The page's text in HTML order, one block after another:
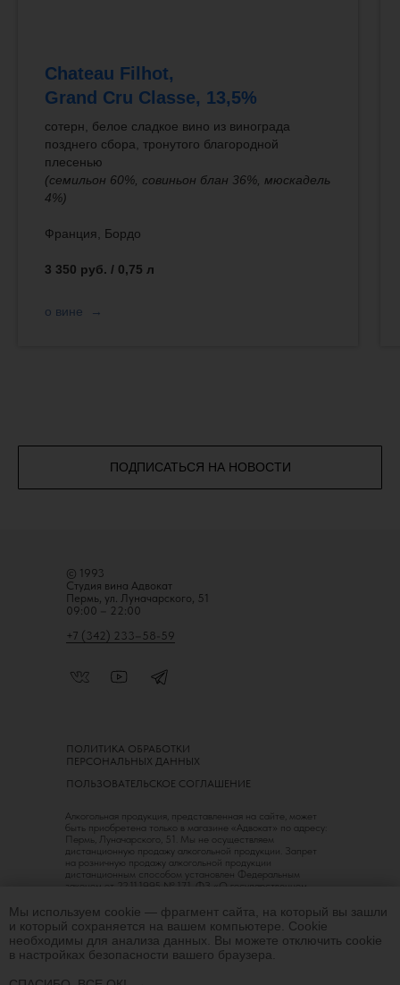
Мы используем cookie — фрагмент сайта, на который вы зашли
и который сохраняется на вашем компьютере. Сookie
необходимы для анализа данных. Вы можете отключить cookie
в настройках безопасности вашего браузера.
Chateau Filhot,
Grand Cru Classe, 13,5%
сотерн, белое сладкое вино из винограда
позднего сбора, тронутого благородной
плесенью
(семильон 60%, совиньон блан 36%, мюскадель
4%)
Франция, Бордо
3 350 руб. / 0,75 л
о вине
ПОДПИСАТЬСЯ НА НОВОСТИ
© 1993
Студия вина Адвокат
Пермь, ул. Луначарского, 51
09:00 – 22:00
+7 (342) 233–58-59
ПОЛЬЗОВАТЕЛЬСКОЕ СОГЛАШЕНИЕ
ПОЛИТИКА ОБРАБОТКИ
ПЕРСОНАЛЬНЫХ ДАННЫХ
Алкогольная продукция, представленная на сайте, может
быть приобретена только в магазине «Адвокат» по адресу:
Пермь, Луначарского, 51. Мы не осуществляем
дистанционную продажу алкогольной продукции. Запрет
на розничную продажу алкогольной продукции
дистанционным способом установлен Федеральным
законом от 22.11.1995 № 171-ФЗ «О государственном
алкогольной и спиртосодержащей продукции
и об ограничении потребления (распития) алкогольной
продукции».
18+